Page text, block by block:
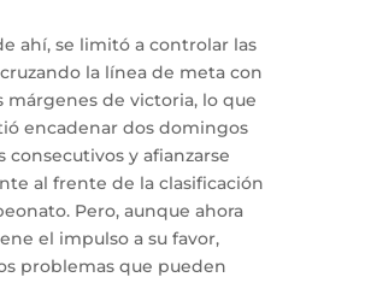
ahí, se limitó a controlar las
la línea de meta con
márgenes de victoria, lo que
encadenar dos domingos
consecutivos y afianzarse
al frente de la clasificación
Pero, aunque ahora
el impulso a su favor,
problemas que pueden